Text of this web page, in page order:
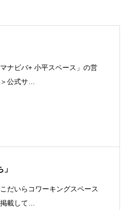
ナビバ+ 小平スペース」の営
公式サ…
だいらコワーキングスペース
載して…